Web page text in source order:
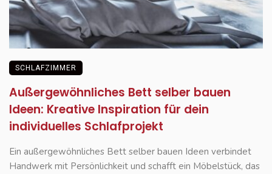
SCHLAFZIMMER
Außergewöhnliches Bett selber bauen
Ideen: Kreative Inspiration für dein
individuelles Schlafprojekt
Ein außergewöhnliches Bett selber bauen Ideen verbindet
Handwerk mit Persönlichkeit und schafft ein Möbelstück, das